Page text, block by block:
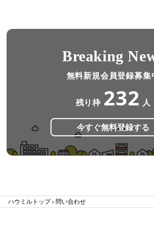
Breaking
無料新規会員登録募集
残り枠 232 人
今すぐ無料登録する
ハウミルトップ 問い合わせ